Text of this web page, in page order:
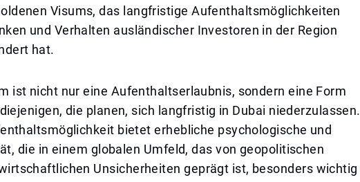
Visums, das langfristige Aufenthaltsmöglichkeiten
und Verhalten ausländischer Investoren in der Region
hat.
ist nicht nur eine Aufenthaltserlaubnis, sondern eine Form
die planen, sich langfristig in Dubai niederzulassen.
bietet erhebliche psychologische und
die in einem globalen Umfeld, das von geopolitischen
Unsicherheiten geprägt ist, besonders wichtig